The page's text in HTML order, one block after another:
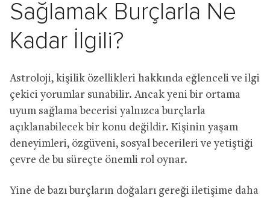
Sağlamak Burçlarla Ne
Kadar İlgili?
Astroloji, kişilik özellikleri hakkında eğlenceli ve ilgi
çekici yorumlar sunabilir. Ancak yeni bir ortama
uyum sağlama becerisi yalnızca burçlarla
açıklanabilecek bir konu değildir. Kişinin yaşam
deneyimleri, özgüveni, sosyal becerileri ve yetiştiği
çevre de bu süreçte önemli rol oynar.
Yine de bazı burçların doğaları gereği iletişime daha